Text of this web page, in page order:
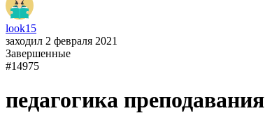
look15
заходил 2 февраля 2021
Завершенные
#14975
педагогика преподавания